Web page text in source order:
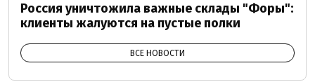
Россия уничтожила важные склады "Форы":
клиенты жалуются на пустые полки
ВСЕ НОВОСТИ